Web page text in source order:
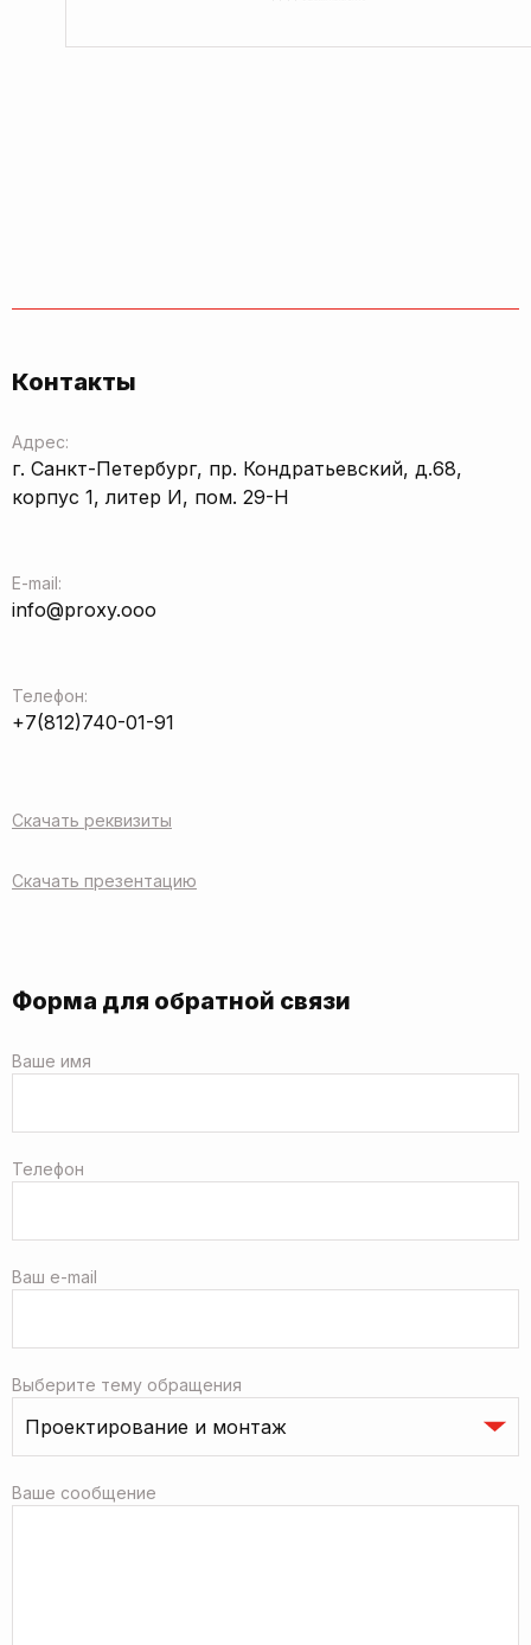
Контакты
Адрес:
г. Санкт-Петербург, пр. Кондратьевский, д.68,
корпус 1, литер И, пом. 29-Н
E-mail:
info@proxy.ooo
Телефон:
+7(812)740-01-91
Скачать реквизиты
Скачать презентацию
Форма для обратной связи
Ваше имя
Телефон
Ваш e-mail
Выберите тему обращения
Ваше сообщение